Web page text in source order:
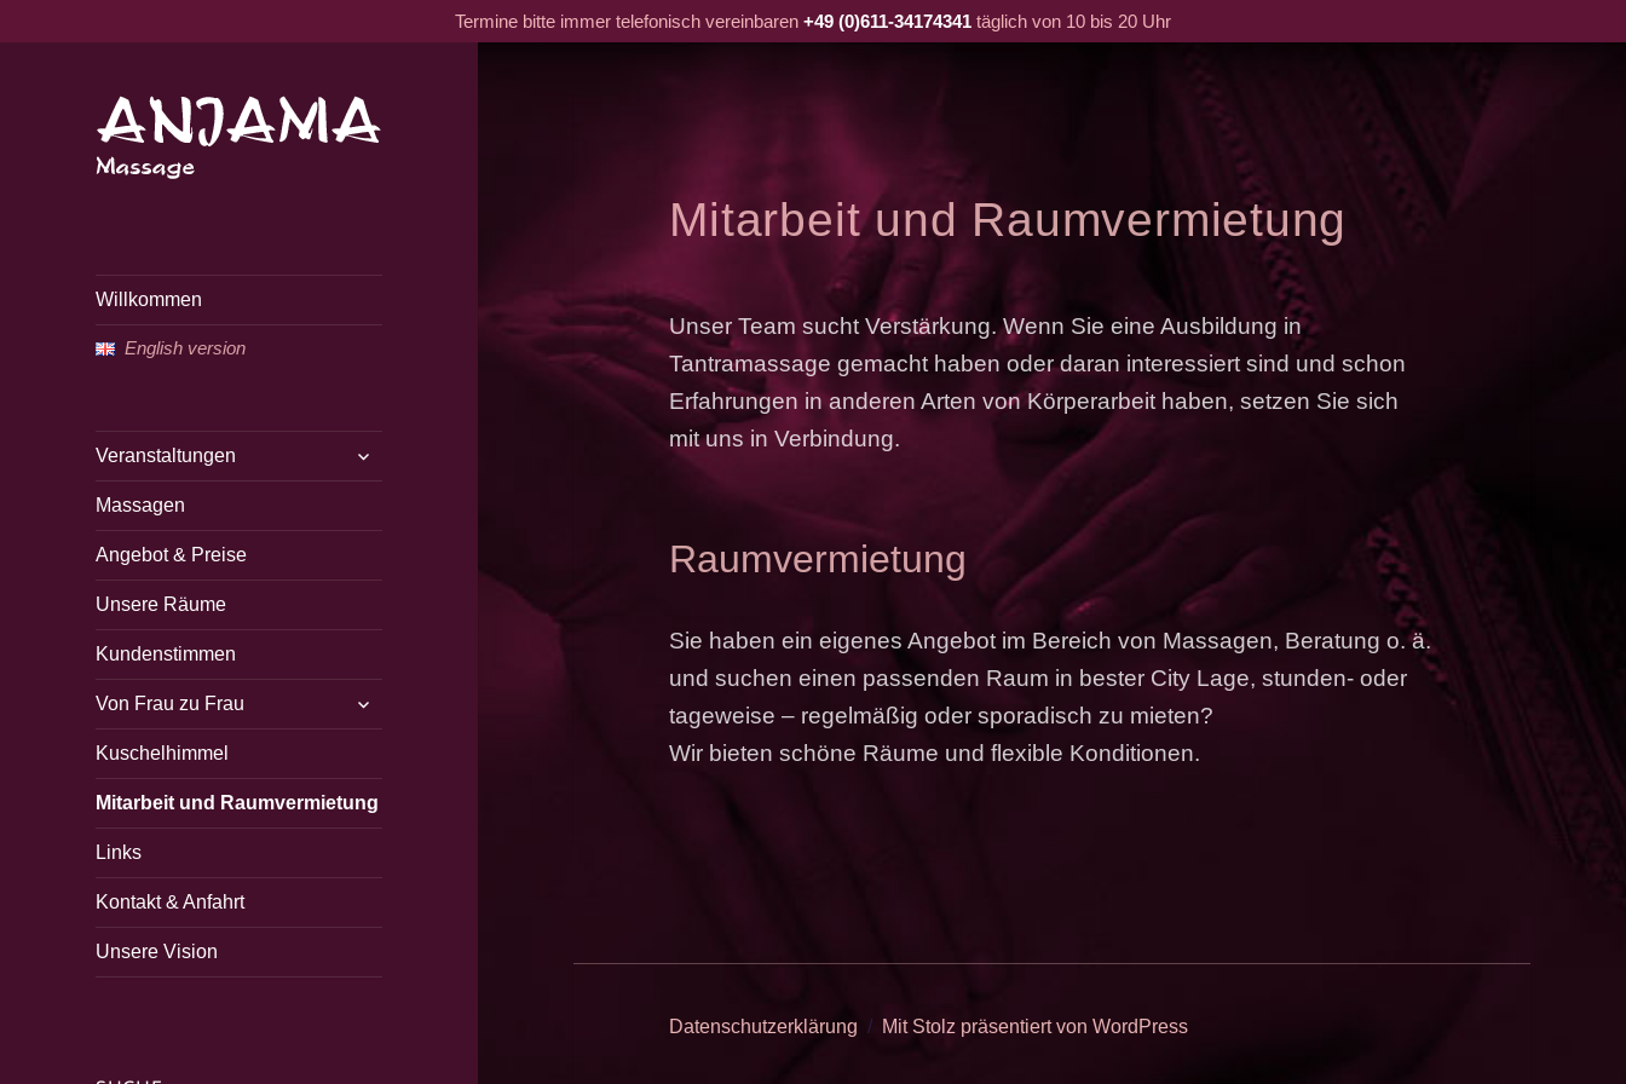
Termine bitte immer telefonisch vereinbaren +49 (0)611-34174341 täglich von 10 bis 20 Uhr
Willkommen
English version
Veranstaltungen
untermenü
öffnen
Massagen
Angebot & Preise
Unsere Räume
Kundenstimmen
Von Frau zu Frau
untermenü
öffnen
Kuschelhimmel
Mitarbeit und Raumvermietung
Links
Kontakt & Anfahrt
Unsere Vision
Mitarbeit und Raumvermietung
Unser Team sucht Verstärkung. Wenn Sie eine Ausbildung in
Tantramassage gemacht haben oder daran interessiert sind und schon
Erfahrungen in anderen Arten von Körperarbeit haben, setzen Sie sich
mit uns in Verbindung.
Raumvermietung
Sie haben ein eigenes Angebot im Bereich von Massagen, Beratung o. ä.
und suchen einen passenden Raum in bester City Lage, stunden- oder
tageweise – regelmäßig oder sporadisch zu mieten?
Wir bieten schöne Räume und flexible Konditionen.
Datenschutzerklärung Mit Stolz präsentiert von WordPress